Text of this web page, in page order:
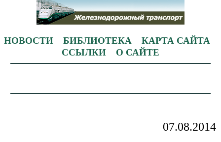
НОВОСТИ БИБЛИОТЕКА
КАРТА САЙТА
ССЫЛКИ
О САЙТЕ
07.08.2014